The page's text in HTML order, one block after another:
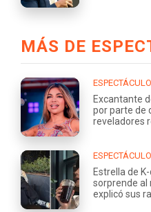
MÁS DE
Excantante
por parte de
reveladores
Estrella de
sorprende al
explicó sus